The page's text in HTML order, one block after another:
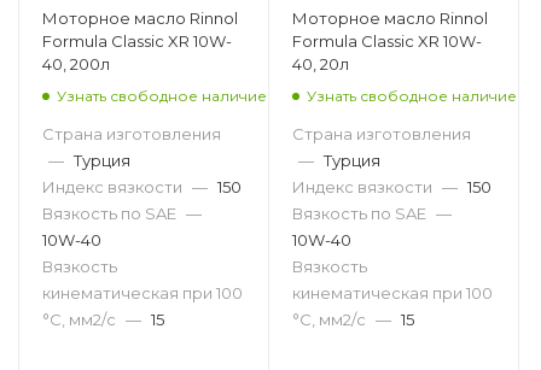
Моторное масло Rinnol
Formula Classic XR 10W-
40, 200л
Узнать свободное наличие
Страна изготовления
— Турция
Индекс вязкости — 150
Вязкость по SAE —
10W-40
Вязкость
кинематическая при 100
°С, мм2/с — 15
Моторное масло Rinnol
Formula Classic XR 10W-
40, 20л
Узнать свободное наличие
Страна изготовления
— Турция
Индекс вязкости — 150
Вязкость по SAE —
10W-40
Вязкость
кинематическая при 100
°С, мм2/с — 15